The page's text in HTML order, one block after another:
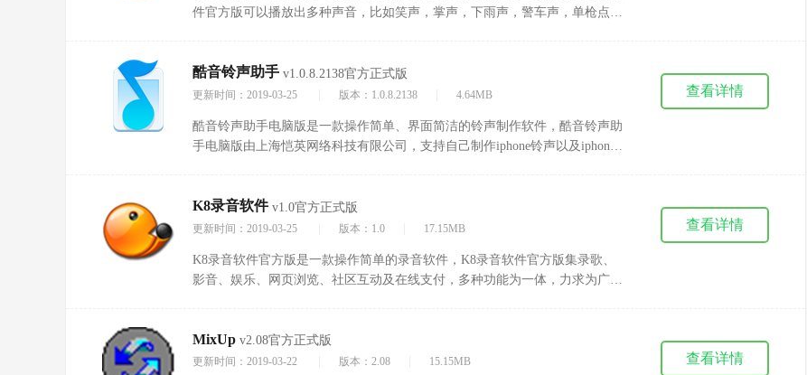
件官方版可以播放出多种声音，比如笑声，掌声，下雨声，警车声，单枪点射
酷音铃声助手 v1.0.8.2138官方正式版
更新时间：2019-03-25 版本：1.0.8.2138 4.64MB
酷音铃声助手电脑版是一款操作简单、界面简洁的铃声制作软件，酷音铃声助
手电脑版由上海恺英网络科技有限公司，支持自己制作iphone铃声以及iphone
查看详情
K8录音软件 v1.0官方正式版
更新时间：2019-03-25 版本：1.0 17.15MB
K8录音软件官方版是一款操作简单的录音软件，K8录音软件官方版集录歌、
影音、娱乐、网页浏览、社区互动及在线支付，多种功能为一体，力求为广大
查看详情
MixUp v2.08官方正式版
更新时间：2019-03-22 版本：2.08 15.15MB 查看详情